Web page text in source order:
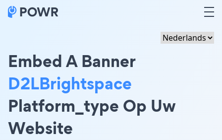
Embed A Banner
D2LBrightspace
Platform_type Op Uw
Website